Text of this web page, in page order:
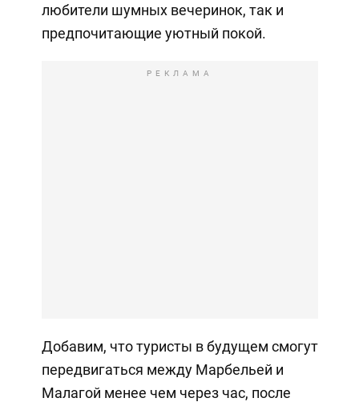
любители шумных вечеринок, так и
предпочитающие уютный покой.
РЕКЛАМА
Добавим, что туристы в будущем смогут
передвигаться между Марбельей и
Малагой менее чем через час, после